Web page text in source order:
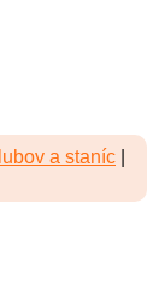
a staníc